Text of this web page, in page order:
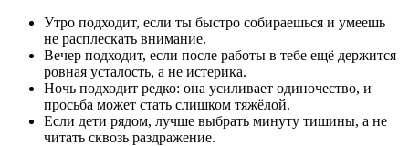
Утро подходит, если ты быстро собираешься и умеешь
не расплескать внимание.
Вечер подходит, если после работы в тебе ещё держится
ровная усталость, а не истерика.
Ночь подходит редко: она усиливает одиночество, и
просьба может стать слишком тяжёлой.
Если дети рядом, лучше выбрать минуту тишины, а не
читать сквозь раздражение.